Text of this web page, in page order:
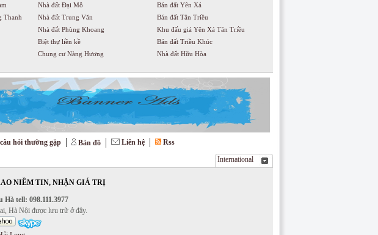
Thanh
Nhà đất Đại Mỗ
Nhà đất Trung Văn
Nhà đất Phùng Khoang
Biệt thự liền kề
Chung cư Nàng Hương
Bán đất Yên Xá
Bán đất Tân Triều
Khu đấu giá Yên Xá Tân Triều
Bán đất Triều Khúc
Nhà đất Hữu Hòa
hỏi thường gặp Bản đồ Liên hệ
Rss
International
NIỀM TIN, NHẬN GIÁ TRỊ
tell: 098.111.3977
Hà Nội được lưu trữ ở đây.